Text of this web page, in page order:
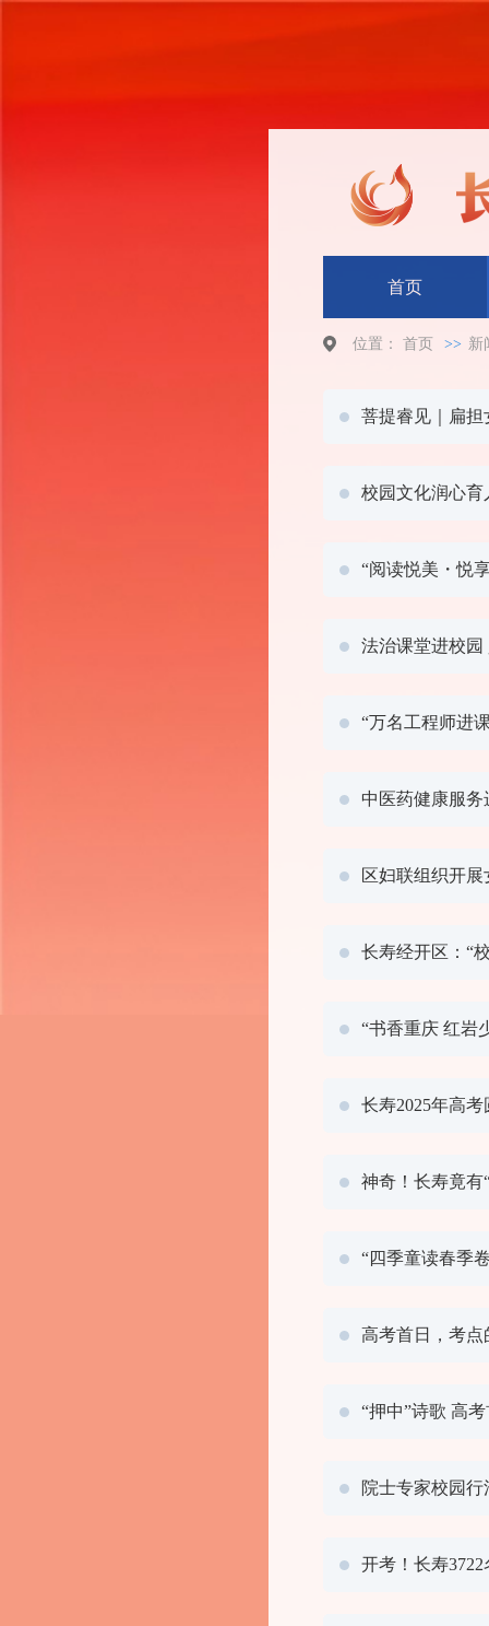
首页
位置： 首页 >> 新
菩提睿见｜扁
校园文化润心育
“阅读悦美・悦
法治课堂进校园
“万名工程师进
中医药健康服务
区妇联组织开
长寿经开区：“
“书香重庆 红岩
长寿2025年高
神奇！长寿竟有
“四季童读春季
高考首日，考点
“押中”诗歌 高
院士专家校园
开考！长寿